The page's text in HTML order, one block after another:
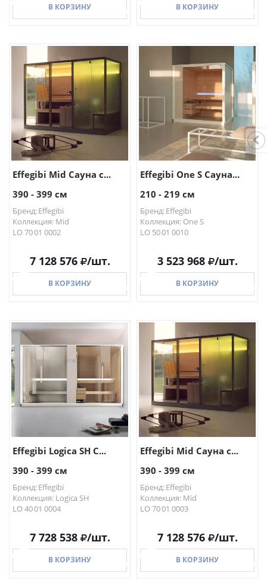
В КОРЗИНУ
В КОРЗИНУ
В КОРЗИНУ
В КОРЗИНУ
Effegibi Mid Сауна с...
390 - 399 см
Бренд: Effegibi
Коллекция: Mid
LO 70 01 0002
7 128 576 /шт.
В КОРЗИНУ
В КОРЗИНУ
Effegibi One S Сауна...
210 - 219 см
Бренд: Effegibi
Коллекция: One S
LO 50 01 0010
3 523 968 /шт.
В КОРЗИНУ
В КОРЗИНУ
Effegibi Logica SH С...
390 - 399 см
Бренд: Effegibi
Коллекция: Logica SH
LO 40 01 0004
7 728 538 /шт.
В КОРЗИНУ
Effegibi Mid Сауна с...
390 - 399 см
Бренд: Effegibi
Коллекция: Mid
LO 70 01 0003
7 128 576 /шт.
В КОРЗИНУ